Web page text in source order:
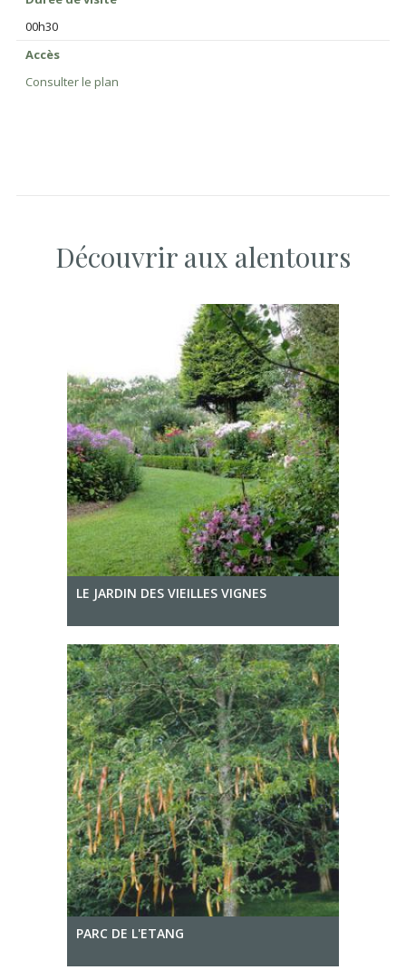
00h30
Accès
Consulter le plan
Découvrir aux alentours
LE JARDIN DES VIEILLES VIGNES
PARC DE L'ETANG